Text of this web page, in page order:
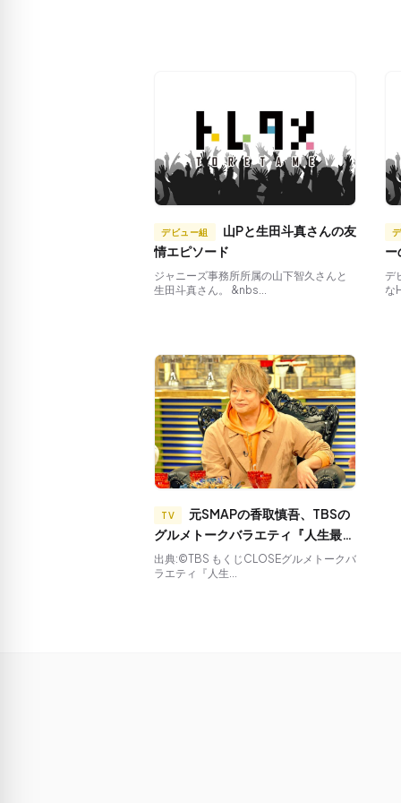
デビュー組
情エピソード
ジャニーズ事務所所属の山下智久さんと
生田斗真さん。 &nbs...
ー
デ
な
TV
グルメトークバラエティ『人生最高
レストラン』(4月27日土曜23:30
～放送)にゲスト出演が決定！
出典:©TBS もくじCLOSEグルメトークバ
ラエティ『人生...